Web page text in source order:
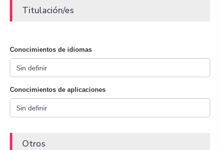
Titulación/es
Conocimientos de idiomas
Conocimientos de aplicaciones
Otros